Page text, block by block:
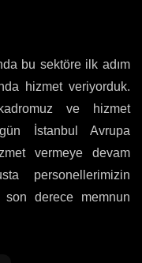
bu sektöre ilk adım
hizmet veriyorduk.
ve hizmet
İstanbul Avrupa
vermeye devam
personellerimizin
derece memnun